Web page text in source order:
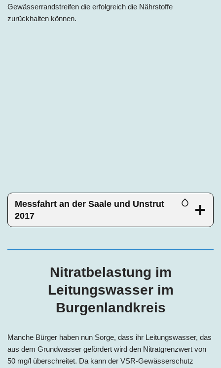
Gewässerrandstreifen die erfolgreich die Nährstoffe
zurückhalten können.
Messfahrt an der Saale und Unstrut
2017
Nitratbelastung im
Leitungswasser im
Burgenlandkreis
Manche Bürger haben nun Sorge, dass ihr Leitungswasser, das
aus dem Grundwasser gefördert wird den Nitratgrenzwert von
50 mg/l überschreitet. Da kann der VSR-Gewässerschutz